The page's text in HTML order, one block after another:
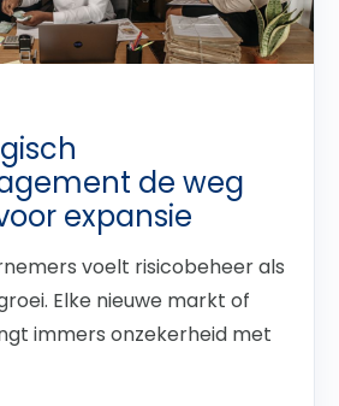
de weg
expansie
voelt risicobeheer als
Elke nieuwe markt of
immers onzekerheid met